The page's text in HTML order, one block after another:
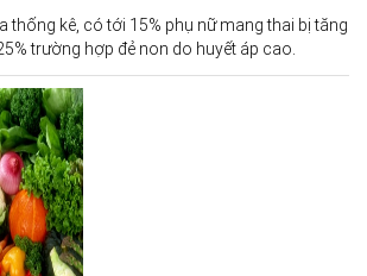
thống kê, có tới 15% phụ nữ mang thai bị tăng
trường hợp đẻ non do huyết áp cao.